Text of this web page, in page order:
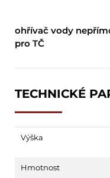
ohřívač vody
pro TČ
TECHNICKÉ
Výška
Hmotnost